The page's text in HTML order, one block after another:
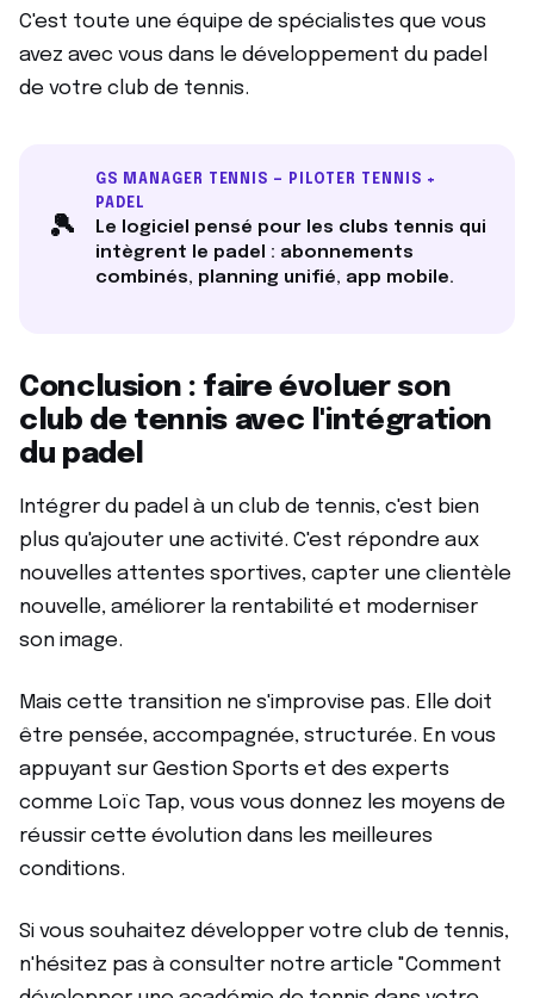
C'est toute une équipe de spécialistes que vous
avez avec vous dans le développement du padel
de votre club de tennis.
🎾
GS MANAGER TENNIS — PILOTER TENNIS +
PADEL
Le logiciel pensé pour les clubs tennis qui
intègrent le padel : abonnements
combinés, planning unifié, app mobile.
Conclusion : faire évoluer son
club de tennis avec l'intégration
du padel
Intégrer du padel à un club de tennis, c'est bien
plus qu'ajouter une activité. C'est répondre aux
nouvelles attentes sportives, capter une clientèle
nouvelle, améliorer la rentabilité et moderniser
son image.
Mais cette transition ne s'improvise pas. Elle doit
être pensée, accompagnée, structurée. En vous
appuyant sur Gestion Sports et des experts
comme Loïc Tap, vous vous donnez les moyens de
réussir cette évolution dans les meilleures
conditions.
Si vous souhaitez développer votre club de tennis,
n'hésitez pas à consulter notre article "Comment